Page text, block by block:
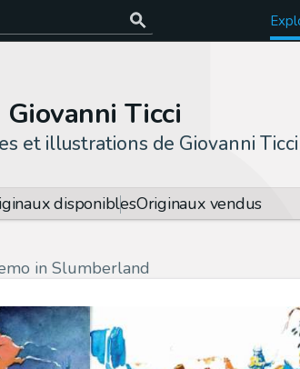
Giovanni Ticci
et illustrations de Giovanni Ticci
disponiblesOriginaux vendus
in Slumberland